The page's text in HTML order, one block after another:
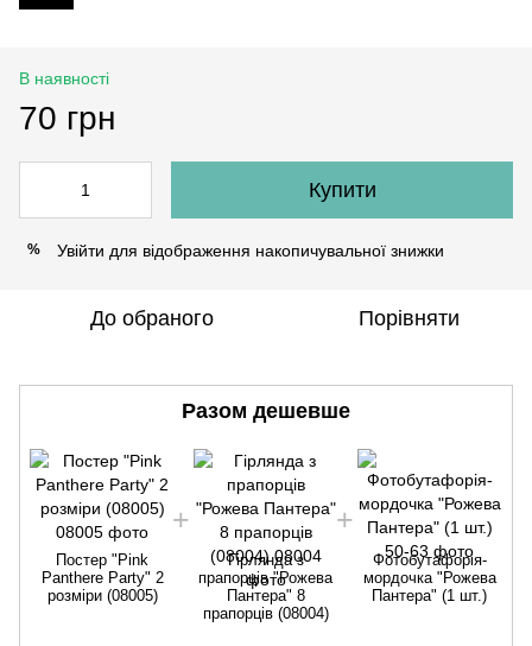
В наявності
70 грн
Купити
% Увійти для відображення накопичувальної знижки
До обраного Порівняти
Разом дешевше
Постер "Pink
Panthere Party" 2
розміри (08005)
Гірлянда з
прапорців "Рожева
Пантера" 8
прапорців (08004)
Фотобутафорія-
мордочка "Рожева
Пантера" (1 шт.)